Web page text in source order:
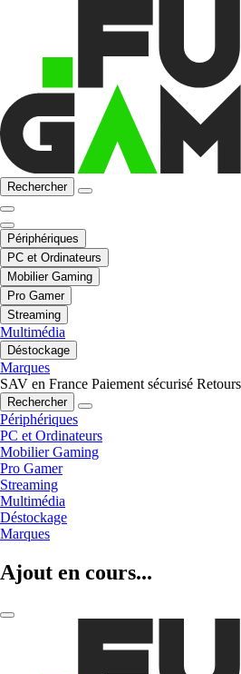
Rechercher
Périphériques
PC et Ordinateurs
Mobilier Gaming
Pro Gamer
Streaming
Multimédia
Déstockage
Marques
SAV en France Paiement sécurisé
Rechercher
Périphériques
PC et Ordinateurs
Mobilier Gaming
Pro Gamer
Streaming
Multimédia
Déstockage
Marques
Ajout en cours...